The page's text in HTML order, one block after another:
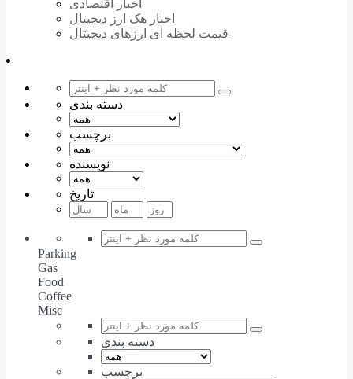
اخبار اقتصادی
اخبار هک ارز دیجیتال
قیمت لحظه ای ارزهای دیجیتال
دسته بندی
برچسب
نویسنده
تاریخ
Parking
Gas
Food
Coffee
Misc
دسته بندی
برچسب